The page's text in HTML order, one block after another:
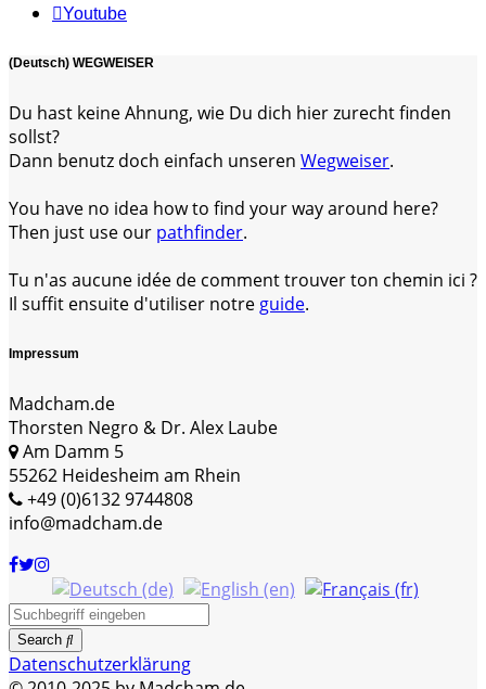
Youtube
(Deutsch) WEGWEISER
Du hast keine Ahnung, wie Du dich hier zurecht finden
sollst?
Dann benutz doch einfach unseren Wegweiser.
You have no idea how to find your way around here?
Then just use our pathfinder.
Tu n'as aucune idée de comment trouver ton chemin ici ?
Il suffit ensuite d'utiliser notre guide.
Impressum
Madcham.de
Thorsten Negro & Dr. Alex Laube
Am Damm 5
55262 Heidesheim am Rhein
+49 (0)6132 9744808
info@madcham.de
Search
Datenschutzerklärung